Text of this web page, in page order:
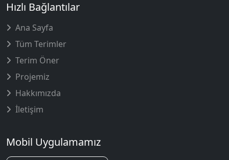
Hızlı Bağlantılar
Ana Sayfa
Tüm Terimler
Terim Öner
Projemiz
Hakkımızda
İletişim
Mobil Uygulamamız